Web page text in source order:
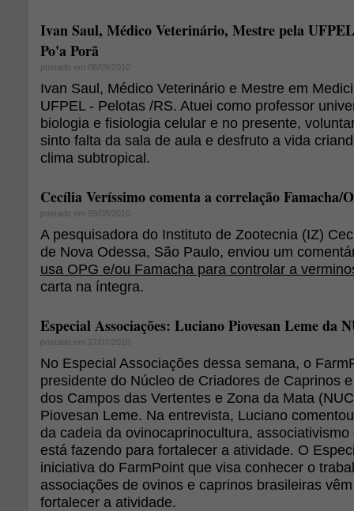
Ivan Saul, Médico Veterinário, Mestre pela
Po'a Porã
postado em 08/09/2010
Ivan Saul, Médico Veterinário e Mestre em
UFPEL - Pelotas /RS. Atuei como professor
biologia e fisiologia celular e no presente,
sinto falta da sala de aula e desfruto a vida
clima subtropical.
Cecília Veríssimo comenta a correlação Famacha/
postado em 09/08/2010
A pesquisadora do Instituto de Zootecnia (IZ)
de Nova Odessa, São Paulo, enviou um
usa OPG e/ou Famacha para controlar a
carta na íntegra.
Especial Associações: Luciano Piovesan Leme da
postado em 27/07/2010
No Especial Associações dessa semana, o
presidente do Núcleo de Criadores de Caprinos
dos Campos das Vertentes e Zona da Mata
Piovesan Leme. Na entrevista, Luciano
da cadeia da ovinocaprinocultura,
está fazendo para fortalecer a atividade. O
iniciativa do FarmPoint que visa conhecer o
associações de ovinos e caprinos brasileiras
fortalecer a atividade.